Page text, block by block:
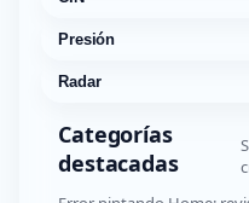
Presión
Radar
Categorías
destacadas